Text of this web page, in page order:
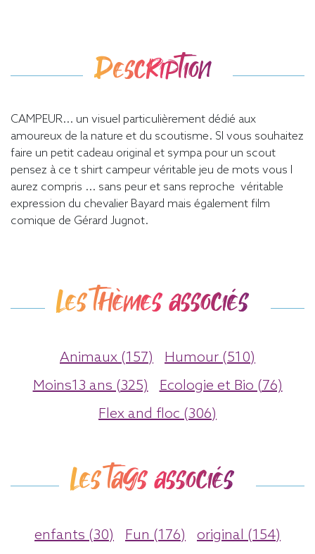
Description
CAMPEUR... un visuel particulièrement dédié aux
amoureux de la nature et du scoutisme. SI vous souhaitez
faire un petit cadeau original et sympa pour un scout
pensez à ce t shirt campeur véritable jeu de mots vous l
aurez compris ... sans peur et sans reproche véritable
expression du chevalier Bayard mais également film
comique de Gérard Jugnot.
Les thèmes associés
Animaux (157)
Humour (510)
Moins13 ans (325)
Ecologie et Bio (76)
Flex and floc (306)
Les tags associés
enfants (30) Fun (176)
original (154)